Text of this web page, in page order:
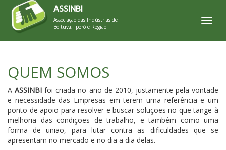
ASSINBI
Associação das Indústrias de
Boituva, Iperó e Região
QUEM SOMOS
AASSINBI foi criada no ano de 2010, justamente pela vontade
e necessidade das Empresas em terem uma referência e um
ponto de apoio para resolver e buscar soluções no que tange à
melhoria das condições de trabalho, e também como uma
forma de união, para lutar contra as dificuldades que se
apresentam no mercado e no dia a dia delas.